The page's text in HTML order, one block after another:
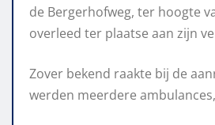
de Bergerhofweg, ter hoogte
overleed ter plaatse aan zijn
Zover bekend raakte bij de
werden meerdere